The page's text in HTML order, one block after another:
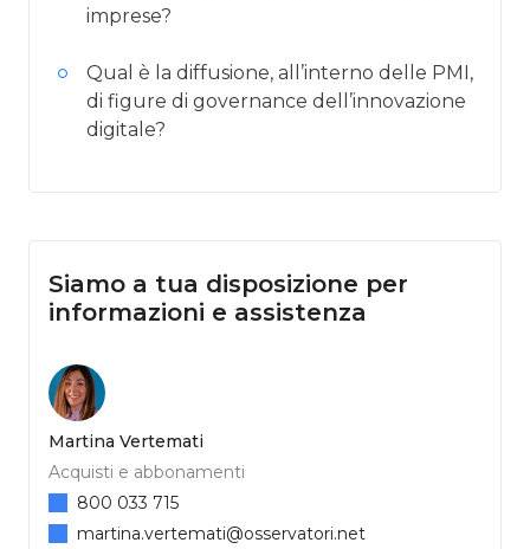
imprese?
Qual è la diffusione, all’interno delle PMI,
di figure di governance dell’innovazione
digitale?
Siamo a tua disposizione per
informazioni e assistenza
Martina Vertemati
Acquisti e abbonamenti
800 033 715
martina.vertemati@osservatori.net